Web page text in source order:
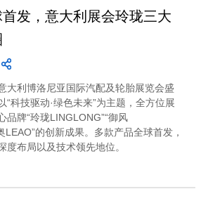
发，意大利展会玲珑三大
大利博洛尼亚国际汽配及轮胎展览会盛
“科技驱动·绿色未来”为主题，全方位展
品牌“玲珑LINGLONG”“御风
LEAO”的创新成果。多款产品全球首发，
度布局以及技术领先地位。